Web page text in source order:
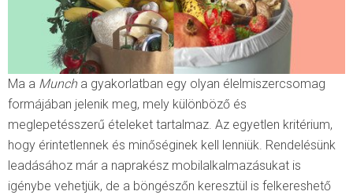
Ma a Muncha gyakorlatban egy olyan élelmiszercsomag
formájában jelenik meg, mely különböző és
meglepetésszerű ételeket tartalmaz. Az egyetlen kritérium,
hogy érintetlennek és minőséginek kell lenniük. Rendelésünk
leadásához már a naprakész mobilalkalmazásukat is
igénybe vehetjük, de a böngészőn keresztül is felkereshető